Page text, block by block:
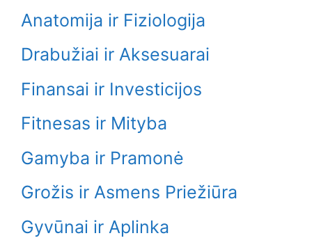
Anatomija ir Fiziologija
Drabužiai ir Aksesuarai
Finansai ir Investicijos
Fitnesas ir Mityba
Gamyba ir Pramonė
Grožis ir Asmens Priežiūra
Gyvūnai ir Aplinka